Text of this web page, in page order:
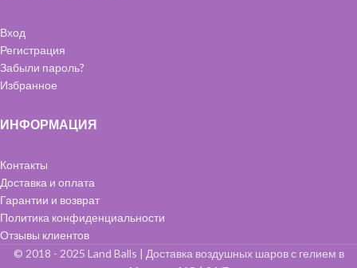
Вход
Регистрация
Забыли пароль?
Избранное
ИНФОРМАЦИЯ
Контакты
Доставка и оплата
Гарантии и возврат
Политика конфиденциальности
Отзывы клиентов
© 2018 - 2025 Land Balls | Доставка воздушных шаров с гелием в